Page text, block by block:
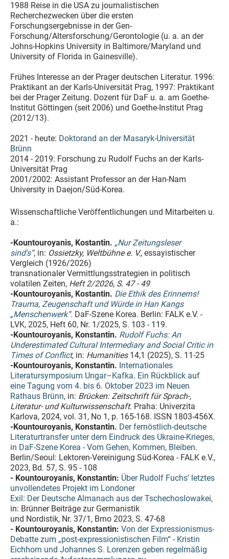
1988 Reise in die USA zu journalistischen
Recherchezwecken über die ersten
Forschungsergebnisse in der Gen-
Forschung/Altersforschung/Gerontologie (u. a. an der
Johns-Hopkins University in Baltimore/Maryland und
University of Florida in Gainesville).
Frühes Interesse an der Prager deutschen Literatur. 1996:
Praktikant an der Karls-Universität Prag, 1997: Praktikant
bei der Prager Zeitung. Dozent für DaF u. a. am Goethe-
Institut Göttingen (seit 2006) und Goethe-Institut Prag
(2012/13).
2021 - heute: Doktorand an der Masaryk-Universität
Brünn
2014 - 2019: Forschung zu Rudolf Fuchs an der Karls-
Universität Prag
2001/2002: Assistant Professor an der Han-Nam
University in Daejon/Süd-Korea.
Wissenschaftliche Veröffentlichungen und Mitarbeiten u.
a.:
-Kountouroyanis, Kostantin. „Nur Zeitungsleser
sind's“, in: Ossietzky, Weltbühne e. V., essayistischer
Vergleich (1926/2026)
transnationaler Vermittlungsstrategien in politisch
volatilen Zeiten, Heft 2/2026, S. 47 - 49
-Kountouroyanis, Kostantin. Die Ethik des Erinnerns!
Trauma, Zeugenschaft und Würde in Han Kangs
„Menschenwerk“. DaF-Szene Korea. Berlin: FALK e.V. -
LVK, 2025, Heft 60, Nr. 1/2025, S. 103 - 119.
-Kountouroyanis, Konstantin. Rudolf Fuchs: An
Underestimated Cultural Intermediary and Social Critic in
Times of Conflict, in: Humanities14,1 (2025), S. 11-25
-Kountouroyanis, Konstantin. Internationales
Literatursymposium Ungar–Kafka. Ein Rückblick auf
eine Tagung vom 4. bis 6. Oktober 2023 im Neuen
Rathaus Brünn, in: Brücken: Zeitschrift für Sprach-,
Literatur- und Kulturwissenschaft. Praha: Univerzita
Karlova, 2024, vol. 31, No 1, p. 165-168. ISSN 1803-456X.
-Kountouroyanis, Konstantin. Der fernöstlich-deutsche
Literaturtransfer unter dem Eindruck des Ukraine-Krieges,
in DaF-Szene Korea - Vom Gehen, Kommen, Bleiben.
Berlin/Seoul: Lektoren-Vereinigung Süd-Korea - FALK e.V.,
2023, Bd. 57, S. 95 - 108
- Kountouroyanis, Konstantin: Über Rudolf Fuchs’ letztes
unvollendetes Projekt im Londoner
Exil: Der Deutsche Almanach aus der Tschechoslowakei,
in: Brünner Beiträge zur Germanistik
und Nordistik, Nr. 37/1, Brno 2023, S. 47-68
- Kountouroyanis, Konstantin: Von der Expressionismus-
Debatte zum „post-expressionistischen Film“ - Kristin
Eichhorn und Johannes S. Lorenzen geben regelmäßig